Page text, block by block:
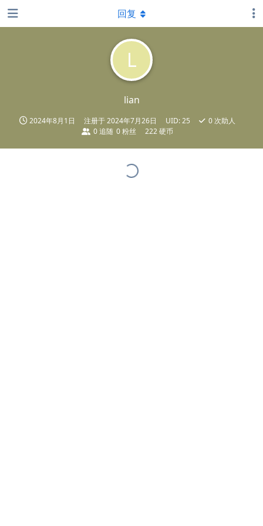
L
lian
2024年8月1日 注册于2024年7月26日 UID:25 0次助人
0 追随 0 粉丝 222 硬币
回复